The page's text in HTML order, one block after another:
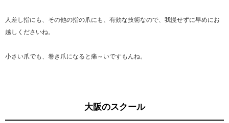
人差し指にも、その他の指の爪にも、有効な技術なので、我慢せずに早めにお
越しくださいね。
小さい爪でも、巻き爪になると痛～いですもんね。
大阪のスクール